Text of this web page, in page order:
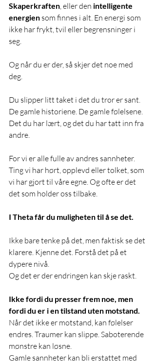
Skaperkraften, eller den intelligente
energien som finnes i alt. En energi som
ikke har frykt, tvil eller begrensninger i
seg.
Og når du er der, så skjer det noe med
deg.
Du slipper litt taket i det du tror er sant.
De gamle historiene. De gamle følelsene.
Det du har lært, og det du har tatt inn fra
andre.
For vi er alle fulle av andres sannheter.
Ting vi har hørt, opplevd eller tolket, som
vi har gjort til våre egne. Og ofte er det
det som holder oss tilbake.
I Theta får du muligheten til å se det.
Ikke bare tenke på det, men faktisk se det
klarere. Kjenne det. Forstå det på et
dypere nivå.
Og det er der endringen kan skje raskt.
Ikke fordi du presser frem noe, men
fordi du er i en tilstand uten motstand.
Når det ikke er motstand, kan følelser
endres. Traumer kan slippe. Saboterende
mønstre kan løsne.
Gamle sannheter kan bli erstattet med